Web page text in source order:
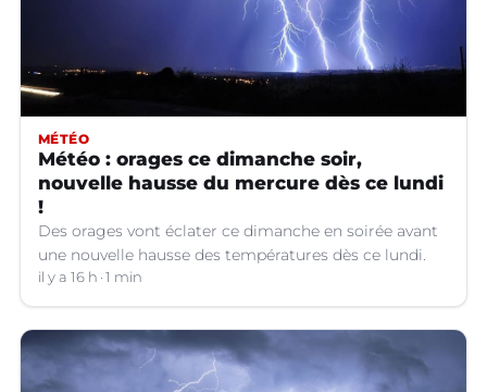
MÉTÉO
Météo : orages ce dimanche soir,
nouvelle hausse du mercure dès ce lundi
!
Des orages vont éclater ce dimanche en soirée avant
une nouvelle hausse des températures dès ce lundi.
il y a 16 h 1 min